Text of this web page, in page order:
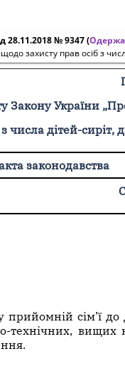
28.11.2018 № 9347(
захисту прав осіб з